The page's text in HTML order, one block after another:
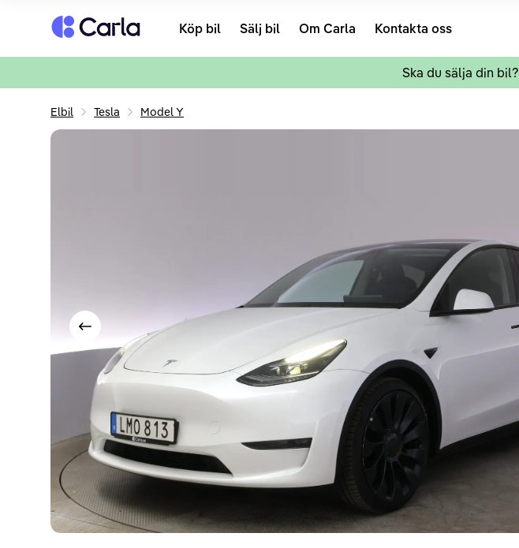
Tillbaka till startsidan Köp bil Sälj bil Om Carla Kontakta oss
Ska du sälja din bil?
Elbil Tesla Model Y
Visa föregående bild